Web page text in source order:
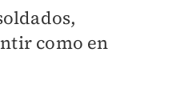
como en